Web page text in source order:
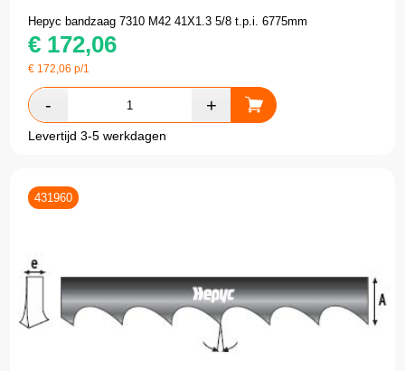
Hepyc bandzaag 7310 M42 41X1.3 5/8 t.p.i. 6775mm
€ 172,06
€ 172,06 p/1
Levertijd 3-5 werkdagen
431960